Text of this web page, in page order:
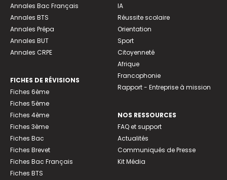
Annales Bac Français
Annales BTS
Annales Prépa
Annales BUT
Annales CRPE
FICHES DE RÉVISIONS
Fiches 6ème
Fiches 5ème
Fiches 4ème
Fiches 3ème
Fiches Bac
Fiches Brevet
Fiches Bac Français
Fiches BTS
IA
Réussite scolaire
Orientation
Sport
Citoyenneté
Afrique
Francophonie
Rapport - Entreprise à mission
NOS RESSOURCES
FAQ et support
Actualités
Communiqués de Presse
Kit Média